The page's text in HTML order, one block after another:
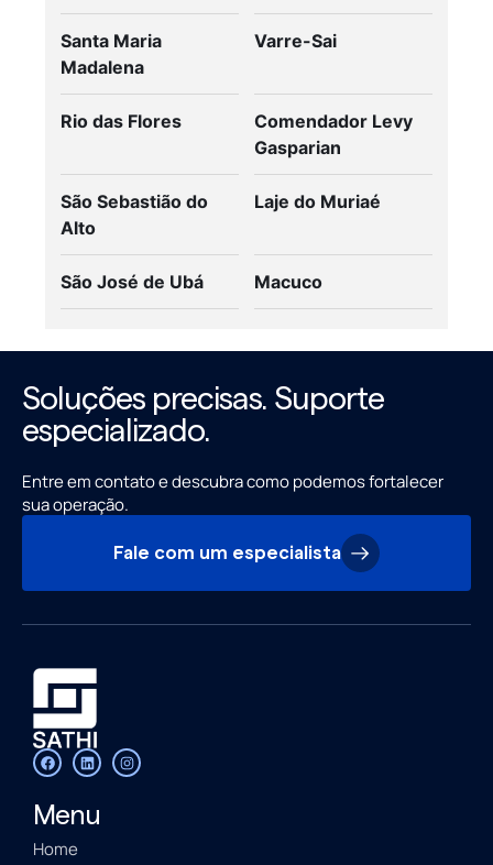
Santa Maria
Madalena
Varre-Sai
Rio das Flores
Comendador Levy
Gasparian
São Sebastião do
Alto
Laje do Muriaé
São José de Ubá Macuco
Soluções precisas. Suporte
especializado.
Entre em contato e descubra como podemos fortalecer
sua operação.
Fale com um especialista
Menu
Home